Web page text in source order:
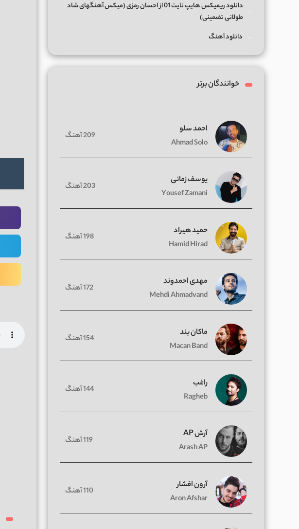
دانلود ریمیکس هایپ نایت 01 از احسان رمزی (میکس آهنگهای شاد
طولانی تضمینی)
دانلود آهنگ
خوانندگان برتر
احمد سلو
Ahmad Solo
209 آهنگ
یوسف زمانی
Yousef Zamani
203 آهنگ
حمید هیراد
Hamid Hirad
198 آهنگ
مهدی احمدوند
Mehdi Ahmadvand
172 آهنگ
ماکان بند
Macan Band
154 آهنگ
راغب
Ragheb
144 آهنگ
آرش AP
Arash AP
119 آهنگ
آرون افشار
Aron Afshar
110 آهنگ